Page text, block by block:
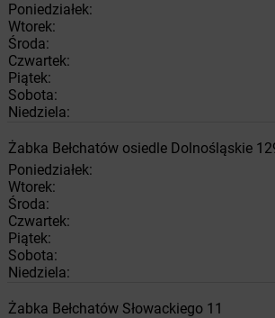
Poniedziałek:
Wtorek:
Środa:
Czwartek:
Piątek:
Sobota:
Niedziela:
Żabka Bełchatów osiedle Dolnośląskie
Poniedziałek:
Wtorek:
Środa:
Czwartek:
Piątek:
Sobota:
Niedziela:
Żabka Bełchatów Słowackiego 11